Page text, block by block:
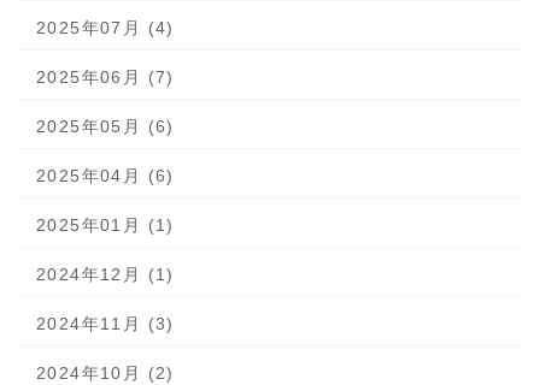
2025年07月 (4)
2025年06月 (7)
2025年05月 (6)
2025年04月 (6)
2025年01月 (1)
2024年12月 (1)
2024年11月 (3)
2024年10月 (2)